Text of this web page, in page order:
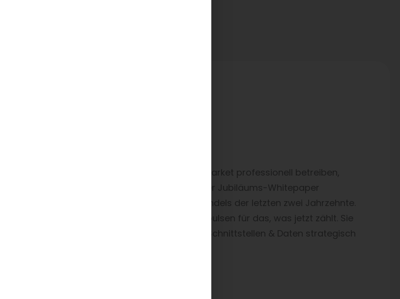
Sie möchten E-Commerce im Automotive Aftermarket professionell betreiben,
weiterdenken und zukunftssicher gestalten? Unser Jubiläums-Whitepaper
beleuchtet den digitalen Wandel des Autoteilehandels der letzten zwei Jahrzehnte.
Gleichzeitig richtet es den Blick nach vorn mit Impulsen für das, was jetzt zählt. Sie
erfahren, wie Sie Ihre Prozesse digitalisieren und Schnittstellen & Daten strategisch